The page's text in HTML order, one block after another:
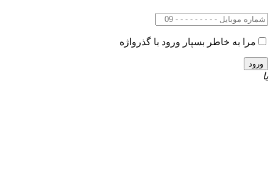
مرا به خاطر بسپار ورود با گذرواژه
یا